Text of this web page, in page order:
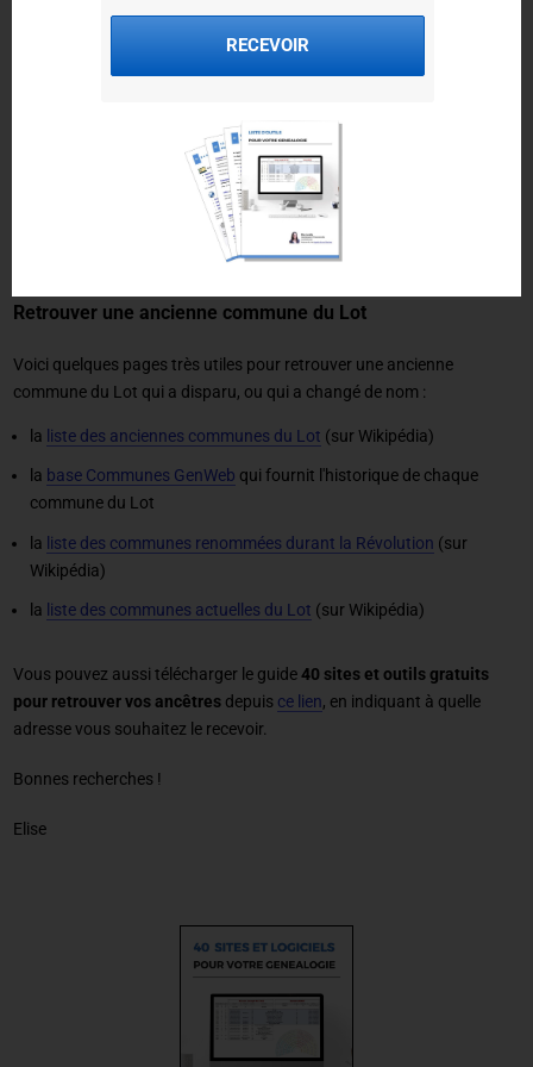
: cartes postales du Lot du site Delcampe
: cartes postales anciennes classées par commune
: forum de cartes postales anciennes classées par
: cartes postales anciennes du Lot du site Rakuten
: cartes postales anciennes du site FortunaPost
Retrouver une ancienne commune du Lot
Voici quelques pages très utiles pour retrouver une ancienne
commune du Lot qui a disparu, ou qui a changé de nom :
la liste des anciennes communes du Lot (sur Wikipédia)
la base Communes GenWeb qui fournit l'historique de chaque
commune du Lot
la liste des communes renommées durant la Révolution (sur
Wikipédia)
la liste des communes actuelles du Lot (sur Wikipédia)
Vous pouvez aussi télécharger le guide40 sites et outils gratuits
pour retrouver vos ancêtresdepuis ce lien, en indiquant à quelle
adresse vous souhaitez le recevoir.
Bonnes recherches !
Elise
RECEVOIR